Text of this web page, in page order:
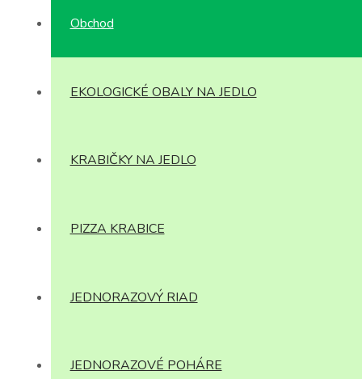
Obchod
EKOLOGICKÉ OBALY NA JEDLO
KRABIČKY NA JEDLO
PIZZA KRABICE
JEDNORAZOVÝ RIAD
JEDNORAZOVÉ POHÁRE